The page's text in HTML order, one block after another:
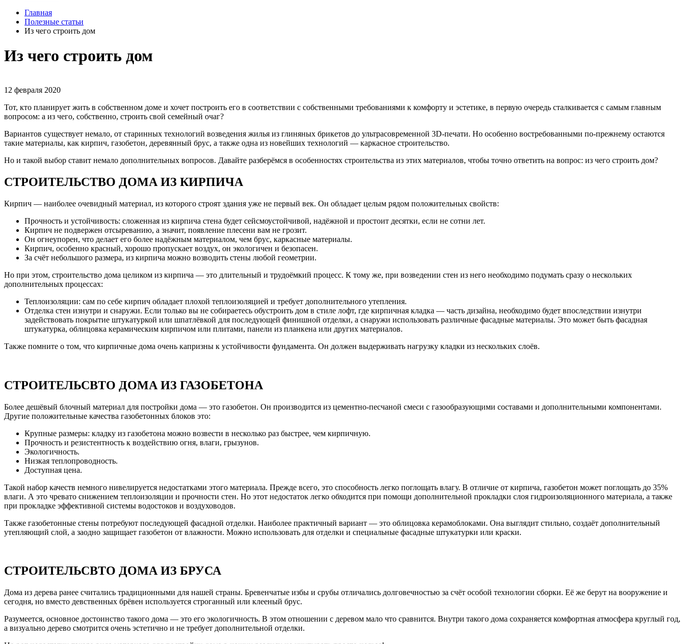
Главная
Полезные статьи
Из чего строить дом
Из чего строить дом
12 февраля 2020
Тот, кто планирует жить в собственном доме и хочет построить его в соответствии с собственными требованиями к комфорту и эстетике, в первую очередь сталкивается с самым главным
вопросом: а из чего, собственно, строить свой семейный очаг?
Вариантов существует немало, от старинных технологий возведения жилья из глиняных брикетов до ультрасовременной 3D-печати. Но особенно востребованными по-прежнему остаются
такие материалы, как кирпич, газобетон, деревянный брус, а также одна из новейших технологий — каркасное строительство.
Но и такой выбор ставит немало дополнительных вопросов. Давайте разберёмся в особенностях строительства из этих материалов, чтобы точно ответить на вопрос: из чего строить дом?
СТРОИТЕЛЬСТВО ДОМА ИЗ КИРПИЧА
Кирпич — наиболее очевидный материал, из которого строят здания уже не первый век. Он обладает целым рядом положительных свойств:
Прочность и устойчивость: сложенная из кирпича стена будет сейсмоустойчивой, надёжной и простоит десятки, если не сотни лет.
Кирпич не подвержен отсыреванию, а значит, появление плесени вам не грозит.
Он огнеупорен, что делает его более надёжным материалом, чем брус, каркасные материалы.
Кирпич, особенно красный, хорошо пропускает воздух, он экологичен и безопасен.
За счёт небольшого размера, из кирпича можно возводить стены любой геометрии.
Но при этом, строительство дома целиком из кирпича — это длительный и трудоёмкий процесс. К тому же, при возведении стен из него необходимо подумать сразу о нескольких
дополнительных процессах:
Теплоизоляции: сам по себе кирпич обладает плохой теплоизоляцией и требует дополнительного утепления.
Отделка стен изнутри и снаружи. Если только вы не собираетесь обустроить дом в стиле лофт, где кирпичная кладка — часть дизайна, необходимо будет впоследствии изнутри
задействовать покрытие штукатуркой или шпатлёвкой для последующей финишной отделки, а снаружи использовать различные фасадные материалы. Это может быть фасадная
штукатурка, облицовка керамическим кирпичом или плитами, панели из планкена или других материалов.
Также помните о том, что кирпичные дома очень капризны к устойчивости фундамента. Он должен выдерживать нагрузку кладки из нескольких слоёв.
СТРОИТЕЛЬСВТО ДОМА ИЗ ГАЗОБЕТОНА
Более дешёвый блочный материал для постройки дома — это газобетон. Он производится из цементно-песчаной смеси с газообразующими составами и дополнительными компонентами.
Другие положительные качества газобетонных блоков это:
Крупные размеры: кладку из газобетона можно возвести в несколько раз быстрее, чем кирпичную.
Прочность и резистентность к воздействию огня, влаги, грызунов.
Экологичность.
Низкая теплопроводность.
Доступная цена.
Такой набор качеств немного нивелируется недостатками этого материала. Прежде всего, это способность легко поглощать влагу. В отличие от кирпича, газобетон может поглощать до 35%
влаги. А это чревато снижением теплоизоляции и прочности стен. Но этот недостаток легко обходится при помощи дополнительной прокладки слоя гидроизоляционного материала, а также
при прокладке эффективной системы водостоков и воздуховодов.
Также газобетонные стены потребуют последующей фасадной отделки. Наиболее практичный вариант — это облицовка керамоблоками. Она выглядит стильно, создаёт дополнительный
утепляющий слой, а заодно защищает газобетон от влажности. Можно использовать для отделки и специальные фасадные штукатурки или краски.
СТРОИТЕЛЬСВТО ДОМА ИЗ БРУСА
Дома из дерева ранее считались традиционными для нашей страны. Бревенчатые избы и срубы отличались долговечностью за счёт особой технологии сборки. Её же берут на вооружение и
сегодня, но вместо девственных брёвен используется строганный или клееный брус.
Разумеется, основное достоинство такого дома — это его экологичность. В этом отношении с деревом мало что сравнится. Внутри такого дома сохраняется комфортная атмосфера круглый год,
а визуально дерево смотрится очень эстетично и не требует дополнительной отделки.